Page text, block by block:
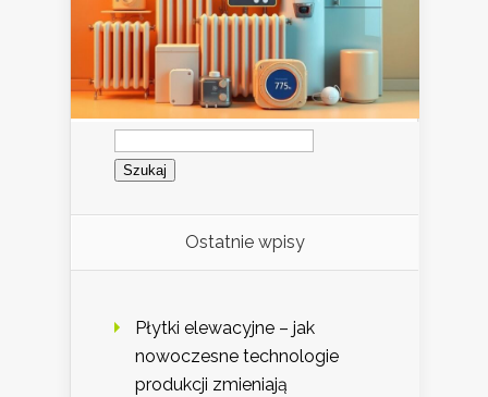
Szukaj:
Ostatnie wpisy
Płytki elewacyjne – jak
nowoczesne technologie
produkcji zmieniają